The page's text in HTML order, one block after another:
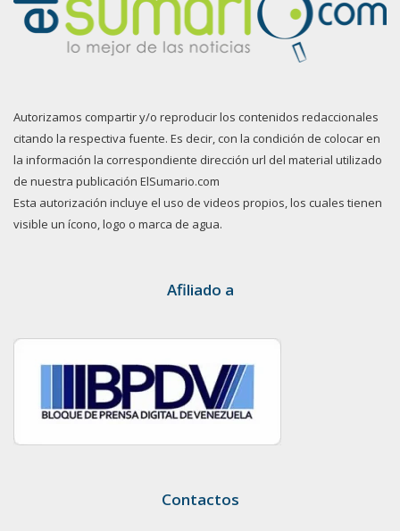
Autorizamos compartir y/o reproducir los contenidos redaccionales
citando la respectiva fuente. Es decir, con la condición de colocar en
la información la correspondiente dirección url del material utilizado
de nuestra publicación ElSumario.com
Esta autorización incluye el uso de videos propios, los cuales tienen
visible un ícono, logo o marca de agua.
Afiliado a
Contactos